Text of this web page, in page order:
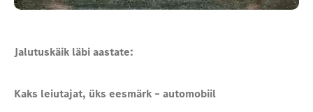
Jalutuskäik läbi aastate:
Kaks leiutajat, üks eesmärk – automobiil